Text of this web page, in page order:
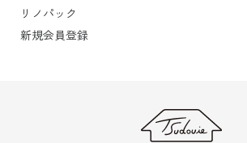
リノパック
新規会員登録